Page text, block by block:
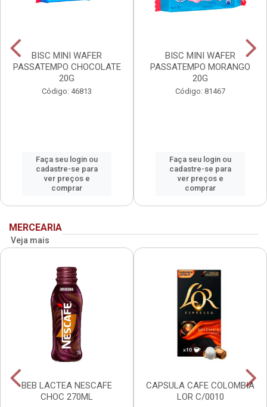
BISC MINI WAFER
PASSATEMPO CHOCOLATE
20G
Código: 46813
Faça seu login ou
cadastre-se para
ver preços e
comprar
BISC MINI WAFER
PASSATEMPO MORANGO
20G
Código: 81467
Faça seu login ou
cadastre-se para
ver preços e
comprar
MERCEARIA
Veja mais
BEB LACTEA NESCAFE
CHOC 270ML
CAPSULA CAFE COLOMBIA
LOR C/0010